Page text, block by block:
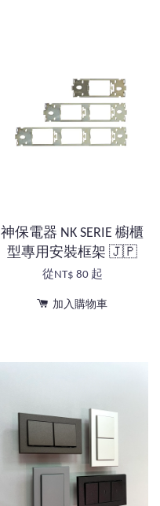
神保電器 NK SERIE 櫥櫃
型專用安裝框架 🇯🇵
從NT$ 80 起
加入購物車